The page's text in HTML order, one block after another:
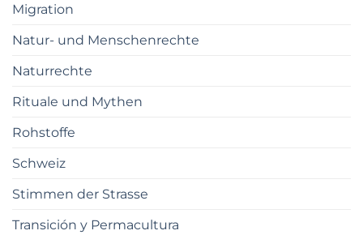
Migration
Natur- und Menschenrechte
Naturrechte
Rituale und Mythen
Rohstoffe
Schweiz
Stimmen der Strasse
Transición y Permacultura